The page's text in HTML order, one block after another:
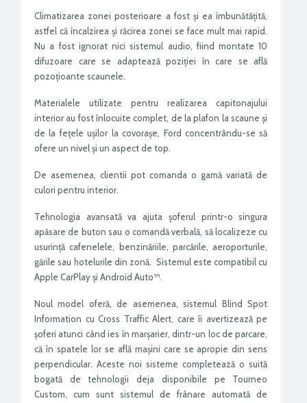
Climatizarea zonei posterioare a fost și ea îmbunătățită,
astfel că încalzirea și răcirea zonei se face mult mai rapid.
Nu a fost ignorat nici sistemul audio, fiind montate 10
difuzoare care se adaptează poziției în care se află
pozoțioante scaunele.
Materialele utilizate pentru realizarea capitonajului
interior au fost înlocuite complet, de la plafon la scaune și
de la fețele ușilor la covorașe, Ford concentrându-se să
ofere un nivel și un aspect de top.
De asemenea, clientii pot comanda o gamă variată de
culori pentru interior.
Tehnologia avansată va ajuta șoferul printr-o singura
apăsare de buton sau o comandă verbală, să localizeze cu
usurință cafenelele, benzinăriile, parcările, aeroporturile,
gările sau hotelurile din zonă. Sistemul este compatibil cu
Apple CarPlay și Android Auto™.
Noul model oferă, de asemenea, sistemul Blind Spot
Information cu Cross Traffic Alert, care îi avertizează pe
șoferi atunci când ies în marșarier, dintr-un loc de parcare,
că în spatele lor se află mașini care se apropie din sens
perpendicular. Aceste noi sisteme completează o suită
bogată de tehnologii deja disponibile pe Tourneo
Custom, cum sunt sistemul de frânare automată de